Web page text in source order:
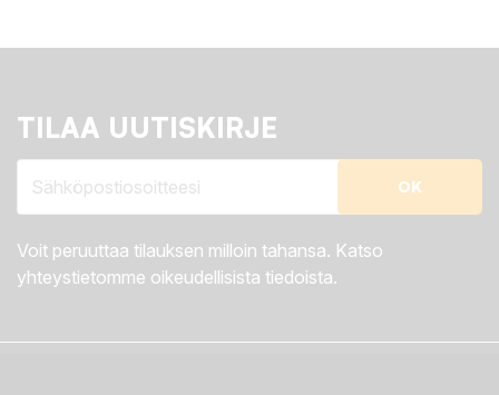
TILAA UUTISKIRJE
Voit peruuttaa tilauksen milloin tahansa. Katso
yhteystietomme oikeudellisista tiedoista.